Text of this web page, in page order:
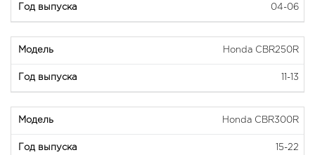
04-06
Honda CBR250R
11-13
Honda CBR300R
15-22